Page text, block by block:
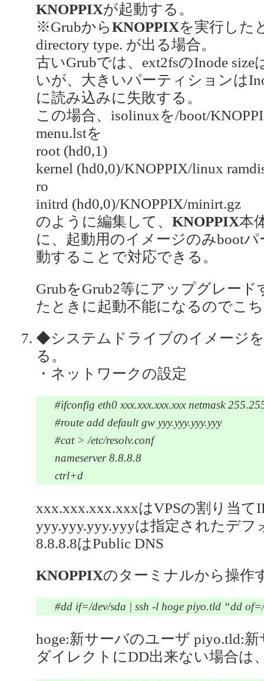
KNOPPIXが起動する。
※GrubからKNOPPIXを実行した
directory type. が出る場合。
古いGrubでは、ext2fsのInode
いが、大きいパーティションは
に読み込みに失敗する。
この場合、isolinuxを/boot/
menu.lstを
root (hd0,1)
kernel (hd0,0)/KNOPPIX/linux
ro
initrd (hd0,0)/KNOPPIX/minirt.gz
のように編集して、 KNOPPIX本
に、起動用のイメージのみboot
動することで対応できる。
GrubをGrub2等にアップグレー
たときに起動不能になるのでこ
◆システムドライブのイメージ
る。
・ネットワークの設定
#ifconfig eth0 xxx.xxx.xxx.xxx netmask
#route add default gw yyy.yyy.yyy.yyy
#cat > /etc/resolv.conf
nameserver 8.8.8.8
ctrl+d
xxx.xxx.xxx.xxxはVPSの割り当て
yyy.yyy.yyy.yyyは指定されたデ
8.8.8.8はPublic DNS
KNOPPIXのターミナルから操作
#dd if=/dev/sda | ssh -l hoge piyo.tld “dd
hoge:新サーバのユーザ piyo.tld:
ダイレクトにDD出来ない場合は